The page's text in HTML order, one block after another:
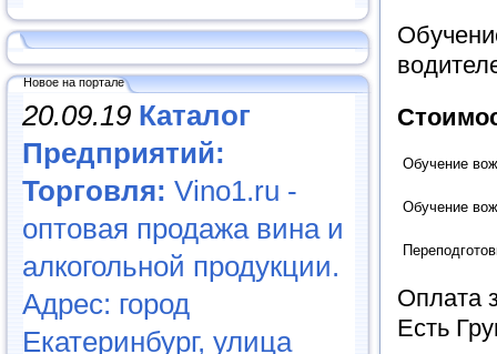
Новое на портале
20.09.19 Каталог
Предприятий:
Торговля: Vino1.ru -
оптовая продажа вина и
алкогольной продукции.
Адрес: город
Екатеринбург, улица
Обучение
Обучение
Оплата
Есть